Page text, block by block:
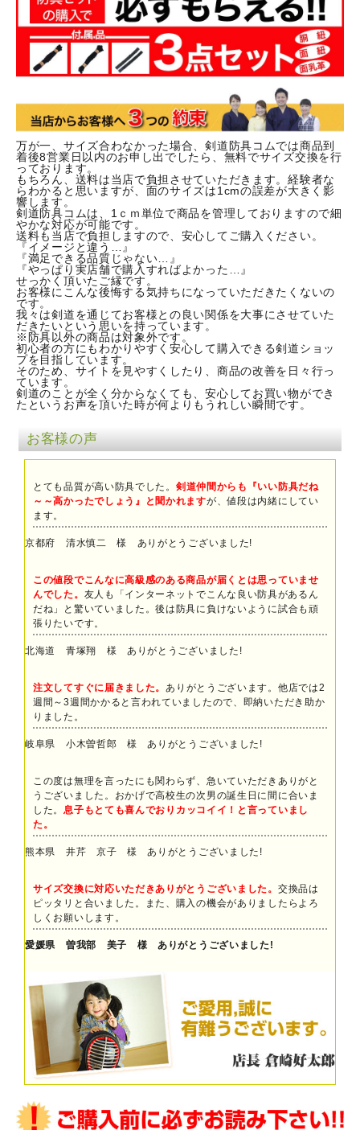
万が一、サイズ合わなかった場合、剣道防具コムでは商品到
着後8営業日以内のお申し出でしたら、無料でサイズ交換を行
っております。
もちろん、送料は当店で負担させていただきます。経験者な
らわかると思いますが、面のサイズは1cmの誤差が大きく影
響します。
剣道防具コムは、1ｃｍ単位で商品を管理しておりますので細
やかな対応が可能です。
送料も当店で負担しますので、安心してご購入ください。
『イメージと違う…』
『満足できる品質じゃない…』
『やっぱり実店舗で購入すればよかった…』
せっかく頂いたご縁です。
お客様にこんな後悔する気持ちになっていただきたくないの
です。
我々は剣道を通じてお客様との良い関係を大事にさせていた
だきたいという思いを持っています。
※防具以外の商品は対象外です。
初心者の方にもわかりやすく安心して購入できる剣道ショッ
プを目指しています。
そのため、サイトを見やすくしたり、商品の改善を日々行っ
ています。
剣道のことが全く分からなくても、安心してお買い物ができ
たというお声を頂いた時が何よりもうれしい瞬間です。
お客様の声
とても品質が高い防具でした。 剣道仲間からも『いい防具だね
～～高かったでしょう』と聞かれますが、値段は内緒にしてい
ます。
京都府 清水慎二 様 ありがとうございました!
この値段でこんなに高級感のある商品が届くとは思っていませ
んでした。 友人も「インターネットでこんな良い防具があるん
だね」と驚いていました。後は防具に負けないように試合も頑
張りたいです。
北海道 青塚翔 様 ありがとうございました!
注文してすぐに届きました。 ありがとうございます。他店では2
週間～3週間かかると言われていましたので、即納いただき助か
りました。
岐阜県 小木曽哲郎 様 ありがとうございました!
この度は無理を言ったにも関わらず、急いていただきありがと
うございました。おかげで高校生の次男の誕生日に間に合いま
した。 息子もとても喜んでおりカッコイイ！と言っていまし
た。
熊本県 井芹 京子 様 ありがとうございました!
サイズ交換に対応いただきありがとうございました。 交換品は
ピッタリと合いました。また、購入の機会がありましたらよろ
しくお願いします。
愛媛県 曽我部 美子 様 ありがとうございました!